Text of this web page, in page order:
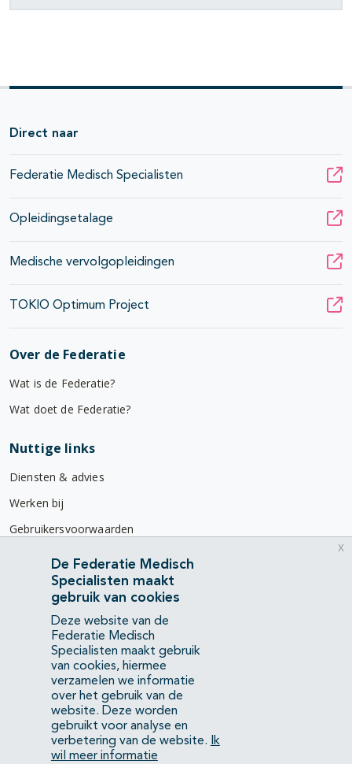
Direct naar
Federatie Medisch Specialisten
Opleidingsetalage
Medische vervolgopleidingen
TOKIO Optimum Project
Over de Federatie
Wat is de Federatie?
Wat doet de Federatie?
Nuttige links
Diensten & advies
Werken bij
Gebruikersvoorwaarden
Privacyverklaring
Contact
Mercatorlaan 1200
3528 BL Utrecht
(088) 505 34 34
info@richtlijnendatabase.nl
YouTubeLinkedIn
De Federatie Medisch
Specialisten maakt
gebruik van cookies
Deze website van de
Federatie Medisch
Specialisten maakt gebruik
van cookies, hiermee
verzamelen we informatie
over het gebruik van de
website. Deze worden
gebruikt voor analyse en
verbetering van de website.
Ik
wil meer informatie
x